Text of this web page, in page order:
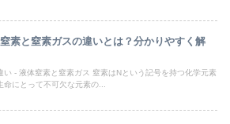
素と窒素ガスの違いとは？分かりやすく解
い - 液体窒素と窒素ガス 窒素はNという記号を持つ化学元素
命にとって不可欠な元素の...